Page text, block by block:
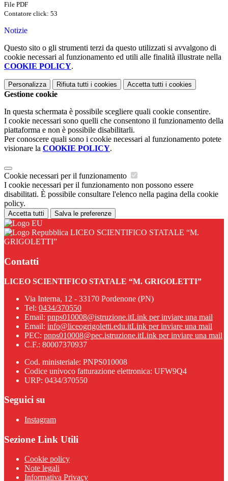
File PDF
Contatore click: 53
Notizie
Questo sito o gli strumenti terzi da questo utilizzati si avvalgono di
cookie necessari al funzionamento ed utili alle finalità illustrate nella
COOKIE POLICY.
Personalizza Rifiuta tutti i cookies Accetta tutti i cookies
Gestione cookie
In questa schermata è possibile scegliere quali cookie consentire.
I cookie necessari sono quelli che consentono il funzionamento della
piattaforma e non è possibile disabilitarli.
Per conoscere quali sono i cookie necessari al funzionamento potete
visionare la COOKIE POLICY.
Cookie necessari per il funzionamento
I cookie necessari per il funzionamento non possono essere
disabilitati. È possibile consultare l'elenco nella pagina della cookie
policy.
Accetta tutti Salva le preferenze
LICEO SCIENTIFICO STATALE “M.
GRIGOLETTI”
Contatti
LICEO SCIENTIFICO STATALE “M. GRIGOLETTI”
Via Interna, 12 - 33170 Pordenone (PN)
Tel: 0434/370550
Email: pnps010008@istruzione.itLink per inviare una mail
Email: info@liceogrigoletti.edu.itLink per inviare una mail
PEC: pnps010008@pec.istruzione.itLink per inviare una mail
C.F.: 80007370937
Cod. ministeriale: PNPS010008
Codice univoco fatturazione elettronica: UFW9Q4
URP: 0434/370550
Seguici su
Instagram
Sezione Link Utili
Cookie policy
Note legali
Informativa Privacy